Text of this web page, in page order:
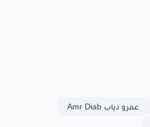
عمرو دياب Amr Diab